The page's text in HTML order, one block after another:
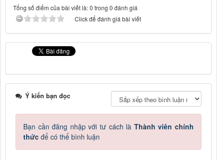
Tổng số điểm của bài viết là: 0 trong 0 đánh giá
Click để đánh giá bài viết
Ý kiến bạn đọc
Bạn cần đăng nhập với tư cách là Thành viên chính
thức để có thể bình luận